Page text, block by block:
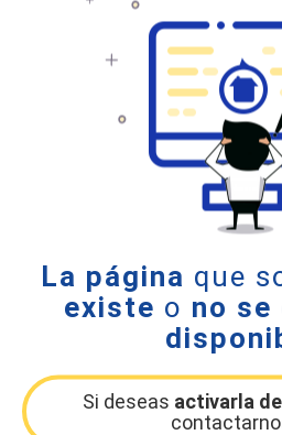
La página que
existe o no se
Si deseas activarla